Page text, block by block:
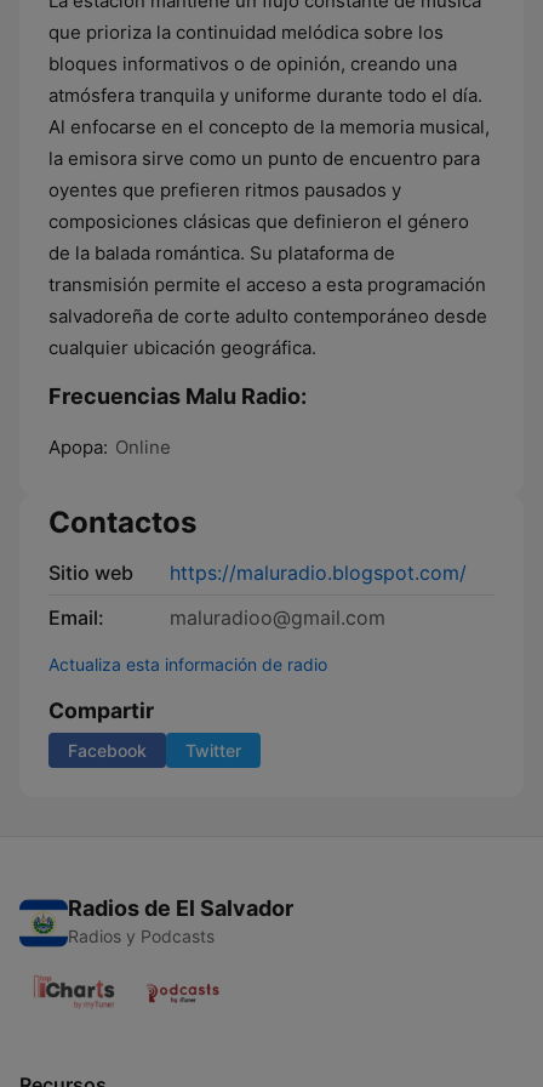
que prioriza la continuidad melódica sobre los
bloques informativos o de opinión, creando una
atmósfera tranquila y uniforme durante todo el día.
Al enfocarse en el concepto de la memoria musical,
la emisora sirve como un punto de encuentro para
oyentes que prefieren ritmos pausados y
composiciones clásicas que definieron el género
de la balada romántica. Su plataforma de
transmisión permite el acceso a esta programación
salvadoreña de corte adulto contemporáneo desde
cualquier ubicación geográfica.
Frecuencias Malu Radio:
Apopa: Online
Contactos
Sitio web
https://maluradio.blogspot.com/
Email:
maluradioo@gmail.com
Actualiza esta información de radio
Compartir
Facebook Twitter
Radios de El Salvador
Radios y Podcasts